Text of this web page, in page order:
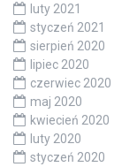
luty 2021
styczeń 2021
sierpień 2020
lipiec 2020
czerwiec 2020
maj 2020
kwiecień 2020
luty 2020
styczeń 2020